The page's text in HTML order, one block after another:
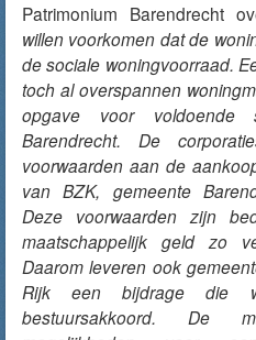
Patrimonium Barendrecht
willen voorkomen dat de
de sociale woningvoorraad.
toch al overspannen
opgave voor voldoende
Barendrecht. De
voorwaarden aan de
van BZK, gemeente
Deze voorwaarden zijn
maatschappelijk geld zo
Daarom leveren ook
Rijk een bijdrage die
bestuursakkoord. De